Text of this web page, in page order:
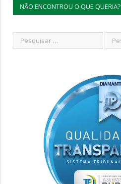
NÃO ENCONTROU O QUE QUERIA?